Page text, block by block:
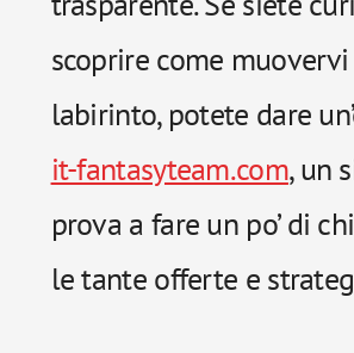
scoprire come
labirinto, potete dare
it-fantasyteam.com, un
prova a fare un po’ di
le tante offerte e